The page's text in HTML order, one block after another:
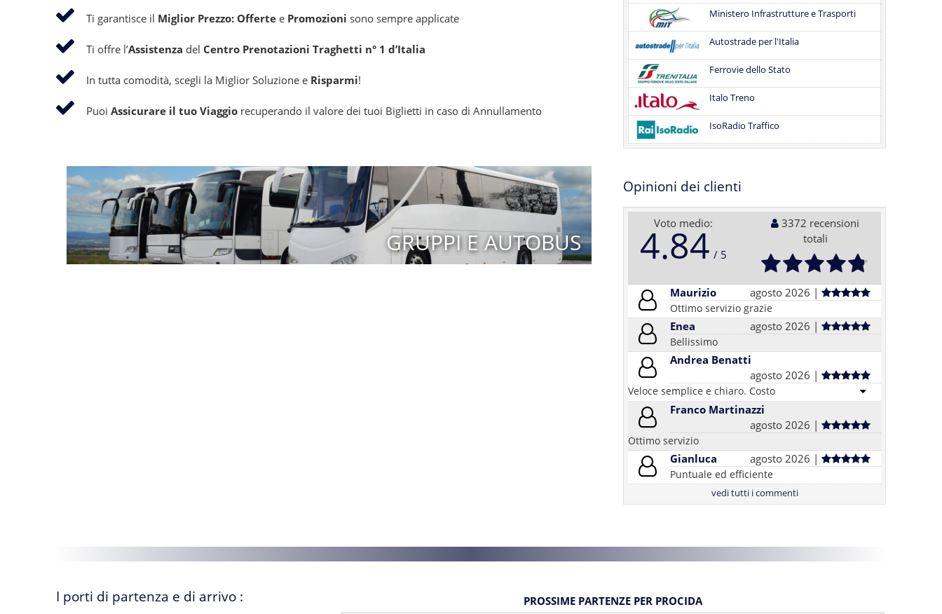
Ti garantisce il Miglior Prezzo: Offerte e Promozioni sono sempre applicate
Ti offre l’Assistenza del Centro Prenotazioni Traghetti n° 1 d’Italia
In tutta comodità, scegli la Miglior Soluzione e Risparmi!
Puoi Assicurare il tuo Viaggio recuperando il valore dei tuoi Biglietti in caso di Annullamento
GRUPPI E AUTOBUS
Ministero Infrastrutture e Trasporti
Autostrade per l'Italia
Ferrovie dello Stato
Italo Treno
IsoRadio Traffico
Opinioni dei clienti
Voto medio:
4.84
3372 recensioni
totali
Maurizio agosto 2026 |
Ottimo servizio grazie
Enea agosto 2026 |
Bellissimo
Andrea Benatti
agosto 2026 |
Veloce semplice e chiaro. Costo
Franco Martinazzi
agosto 2026 |
Ottimo servizio
Gianluca agosto 2026 |
Puntuale ed efficiente
vedi tutti i commenti
I porti di partenza e di arrivo :
PROSSIME PARTENZE PER PROCIDA